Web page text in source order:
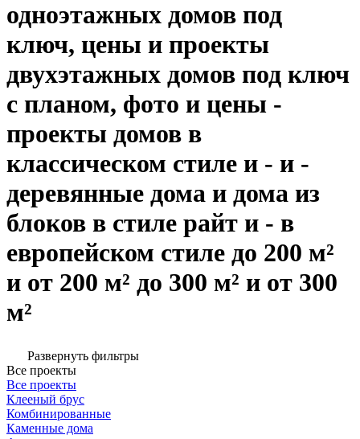
одноэтажных домов под
ключ, цены и проекты
двухэтажных домов под ключ
с планом, фото и цены -
проекты домов в
классическом стиле и - и -
деревянные дома и дома из
блоков в стиле райт и - в
европейском стиле до 200 м²
и от 200 м² до 300 м² и от 300
м²
Развернуть фильтры
Все проекты
Все проекты
Клееный брус
Комбинированные
Каменные дома